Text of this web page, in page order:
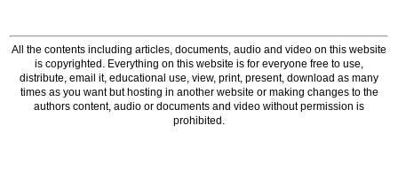
All the contents including articles, documents, audio and video on this website
is copyrighted. Everything on this website is for everyone free to use,
distribute, email it, educational use, view, print, present, download as many
times as you want but hosting in another website or making changes to the
authors content, audio or documents and video without permission is
prohibited.